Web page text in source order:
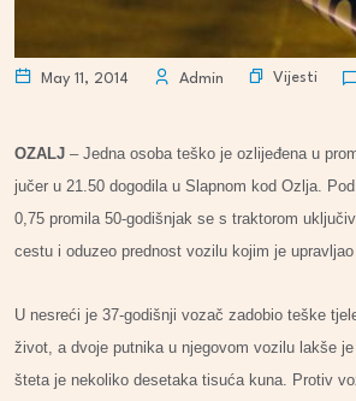
May 11, 2014 Admin Vijesti
OZALJ – Jedna osoba teško je ozlijeđena u
jučer u 21.50 dogodila u Slapnom kod Ozlja.
0,75 promila 50-godišnjak se s traktorom
cestu i oduzeo prednost vozilu kojim je
U nesreći je 37-godišnji vozač zadobio teške
život, a dvoje putnika u njegovom vozilu lakše
šteta je nekoliko desetaka tisuća kuna. Protiv